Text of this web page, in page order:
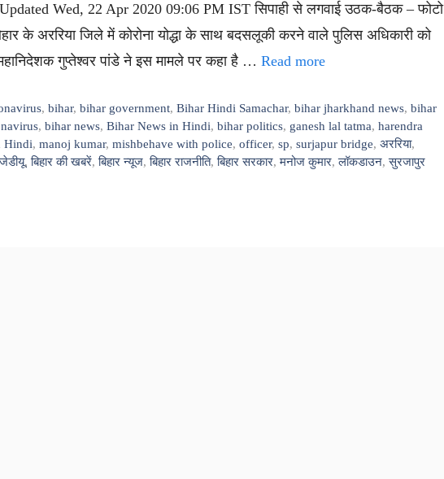
Wed, 22 Apr 2020 09:06 PM IST सिपाही से लगवाई उठक-बैठक – फोटो
के अररिया जिले में कोरोना योद्धा के साथ बदसलूकी करने वाले पुलिस अधिकारी को
गुप्तेश्वर पांडे ने इस मामले पर कहा है … Read more
,bihar,bihar government,Bihar Hindi Samachar,bihar jharkhand news,bihar
, bihar news, Bihar News in Hindi, bihar politics, ganesh lal tatma, harendra
Hindi, manoj kumar, mishbehave with police, officer, sp, surjapur bridge, अररिया,
जेडीयू,बिहार की खबरें,बिहार न्यूज,बिहार राजनीति,बिहार सरकार,मनोज कुमार,लॉकडाउन,सुरजापुर